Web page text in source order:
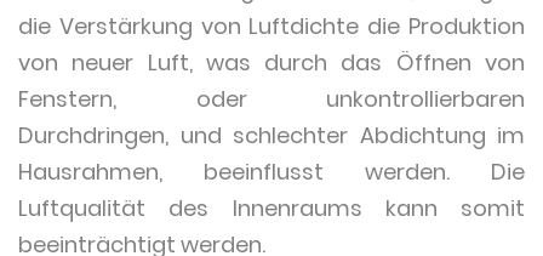
die Verstärkung von Luftdichte die Produktion
von neuer Luft, was durch das Öffnen von
Fenstern, oder unkontrollierbaren
Durchdringen, und schlechter Abdichtung im
Hausrahmen, beeinflusst werden. Die
Luftqualität des Innenraums kann somit
beeinträchtigt werden.